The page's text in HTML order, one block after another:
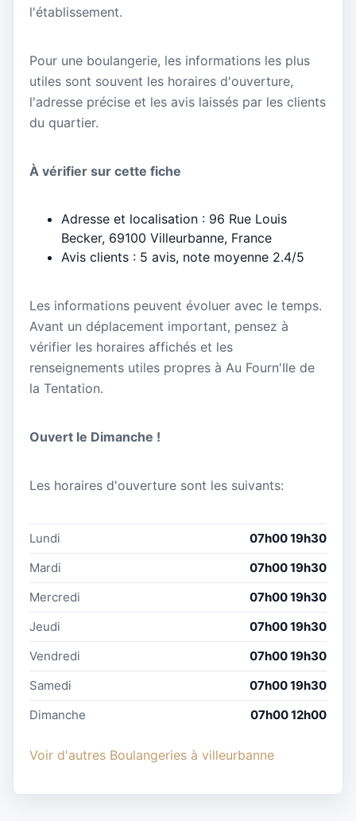
l'établissement.
Pour une boulangerie, les informations les plus
utiles sont souvent les horaires d'ouverture,
l'adresse précise et les avis laissés par les clients
du quartier.
À vérifier sur cette fiche
Adresse et localisation : 96 Rue Louis
Becker, 69100 Villeurbanne, France
Avis clients : 5 avis, note moyenne 2.4/5
Les informations peuvent évoluer avec le temps.
Avant un déplacement important, pensez à
vérifier les horaires affichés et les
renseignements utiles propres à Au Fourn'Ile de
la Tentation.
Ouvert le Dimanche !
Les horaires d'ouverture sont les suivants:
Lundi
07h00 19h30
Mardi
07h00 19h30
Mercredi
07h00 19h30
Jeudi
07h00 19h30
Vendredi
07h00 19h30
Samedi
07h00 19h30
Dimanche
07h00 12h00
Voir d'autres Boulangeries à villeurbanne